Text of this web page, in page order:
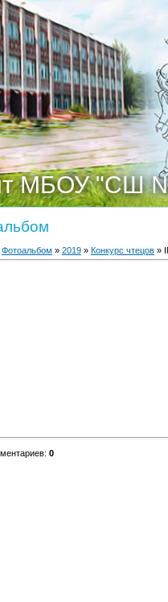
МБОУ "СШ
Фотоальбом » 2019 » Конкурс чтецов »
: 0